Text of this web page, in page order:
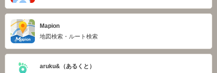
Mapion
地図検索・ルート検索
aruku&（あるくと）